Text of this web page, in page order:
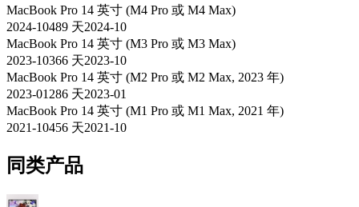
MacBook Pro 14 英寸 (M4 Pro 或 M4 Max)
2024-10489 天2024-10
MacBook Pro 14 英寸 (M3 Pro 或 M3 Max)
2023-10366 天2023-10
MacBook Pro 14 英寸 (M2 Pro 或 M2 Max, 2023 年)
2023-01286 天2023-01
MacBook Pro 14 英寸 (M1 Pro 或 M1 Max, 2021 年)
2021-10456 天2021-10
同类产品